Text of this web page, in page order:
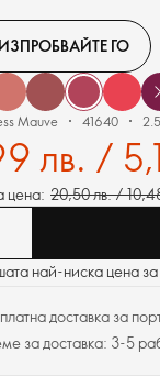
ИЗПРОБВАЙТЕ ГО
Mauve 41640
лв. /
цена: 20,50 лв. /
най-ниска цена
доставка за
за доставка: 3-5